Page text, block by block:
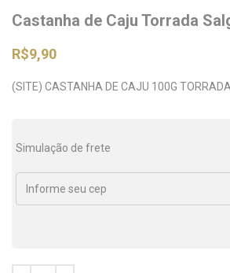
Castanha de Caju Torrada
R$9,90
(SITE) CASTANHA DE CAJU 100G
Simulação de frete